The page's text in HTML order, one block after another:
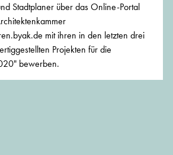
Stadtplaner über das Online-Portal
mit ihren in den letzten drei
Projekten für die
bewerben.